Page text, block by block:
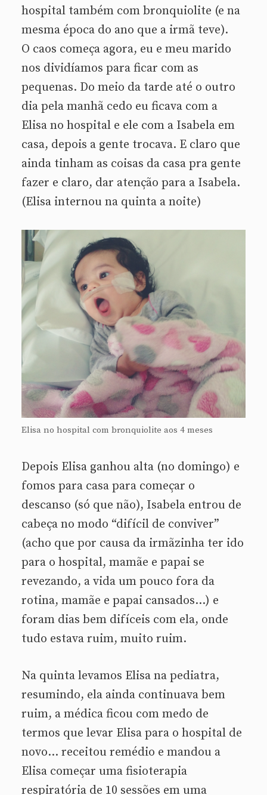
hospital também com bronquiolite (e na
mesma época do ano que a irmã teve).
O caos começa agora, eu e meu marido
nos dividíamos para ficar com as
pequenas. Do meio da tarde até o outro
dia pela manhã cedo eu ficava com a
Elisa no hospital e ele com a Isabela em
casa, depois a gente trocava. E claro que
ainda tinham as coisas da casa pra gente
fazer e claro, dar atenção para a Isabela.
(Elisa internou na quinta a noite)
Elisa no hospital com bronquiolite aos 4 meses
Depois Elisa ganhou alta (no domingo) e
fomos para casa para começar o
descanso (só que não), Isabela entrou de
cabeça no modo “difícil de conviver”
(acho que por causa da irmãzinha ter ido
para o hospital, mamãe e papai se
revezando, a vida um pouco fora da
rotina, mamãe e papai cansados…) e
foram dias bem difíceis com ela, onde
tudo estava ruim, muito ruim.
Na quinta levamos Elisa na pediatra,
resumindo, ela ainda continuava bem
ruim, a médica ficou com medo de
termos que levar Elisa para o hospital de
novo… receitou remédio e mandou a
Elisa começar uma fisioterapia
respiratória de 10 sessões em uma